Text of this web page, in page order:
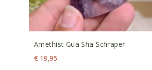
Amethist Gua Sha Schraper
€ 19,95